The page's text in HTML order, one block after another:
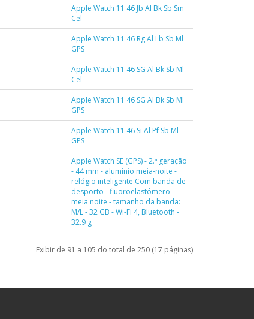
Apple Watch 11 46 Jb Al Bk Sb Sm
Cel
Apple Watch 11 46 Rg Al Lb Sb Ml
GPS
Apple Watch 11 46 SG Al Bk Sb Ml
Cel
Apple Watch 11 46 SG Al Bk Sb Ml
GPS
Apple Watch 11 46 Si Al Pf Sb Ml
GPS
Apple Watch SE (GPS) - 2.ª geração
- 44 mm - alumínio meia-noite -
relógio inteligente Com banda de
desporto - fluoroelastómero -
meia noite - tamanho da banda:
M/L - 32 GB - Wi-Fi 4, Bluetooth -
32.9 g
Exibir de 91 a 105 do total de 250 (17 páginas)